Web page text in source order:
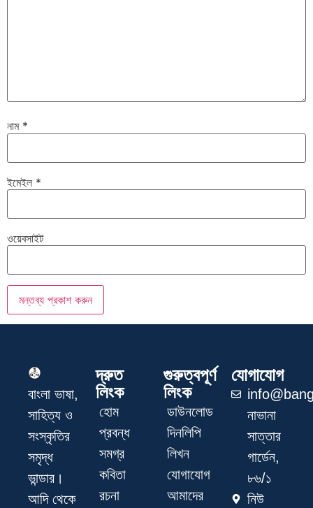
নাম *
ইমেইল *
ওয়েবসাইট
বাংলা ভাষা,
সাহিত্য ও
সংস্কৃতির
সমৃদ্ধ
ভান্ডার।
আদি থেকে
দ্রুত
লিংক
হোম
প্রবন্ধ
সমগ্র
কবিতা
রচনা
গুরুত্বপূর্ণ
লিংক
ডাউনলোড
দিনলিপি
লিখন
যোগাযোগ
আমাদের
যোগাযোগ
নাভানা
সাত্তার
গার্ডেন,
৮৬/১
নিউ